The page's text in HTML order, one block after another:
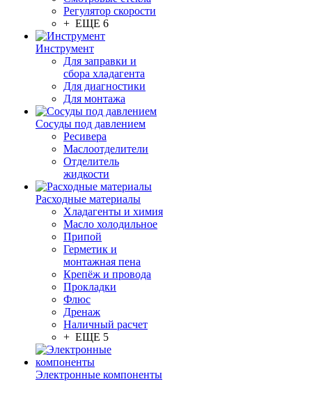
Регулятор скорости
+ ЕЩЕ 6
Инструмент
Для заправки и
сбора хладагента
Для диагностики
Для монтажа
Сосуды под давлением
Ресивера
Маслоотделители
Отделитель
жидкости
Расходные материалы
Хладагенты и химия
Масло холодильное
Припой
Герметик и
монтажная пена
Крепёж и провода
Прокладки
Флюс
Дренаж
Наличный расчет
+ ЕЩЕ 5
Электронные компоненты